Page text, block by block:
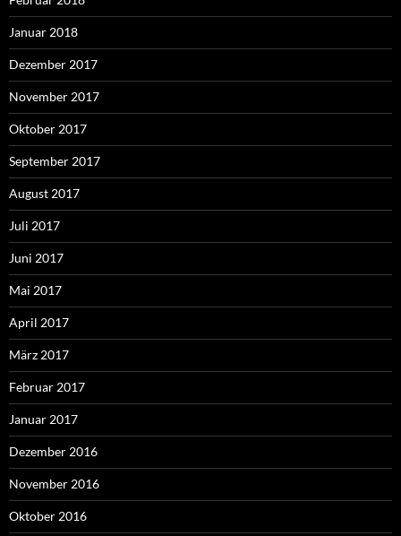
Januar 2018
Dezember 2017
November 2017
Oktober 2017
September 2017
August 2017
Juli 2017
Juni 2017
Mai 2017
April 2017
März 2017
Februar 2017
Januar 2017
Dezember 2016
November 2016
Oktober 2016